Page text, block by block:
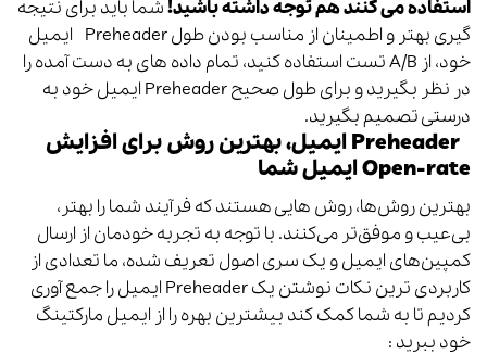
استفاده می کنند هم توجه داشته باشید!شما باید برای نتیجه
گیری بهتر و اطمینان از مناسب بودن طول Preheader‌ ایمیل
خود، از A/B تست استفاده کنید، تمام داده های به دست آمده ​​را
در نظر بگیرید و برای طول صحیح Preheader‌ ایمیل خود به
درستی تصمیم بگیرید.
Preheader ایمیل، بهترین روش برای افزایش
Open-rate ایمیل شما
بهترین روش‌ها، روش هایی هستند که فرآیند شما را بهتر،
بی‌عیب و موفق‌تر می‌کنند. با توجه به تجربه خودمان از ارسال
کمپین‌های ایمیل و یک سری اصول تعریف شده، ما تعدادی از
کاربردی ترین نکات نوشتن یک Preheader‌ ایمیل را جمع آوری
کردیم تا به شما کمک کند بیشترین بهره را از ایمیل مارکتینگ
خود ببرید :